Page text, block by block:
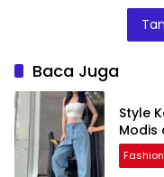
Baca Juga
Style
Modis
Fashion